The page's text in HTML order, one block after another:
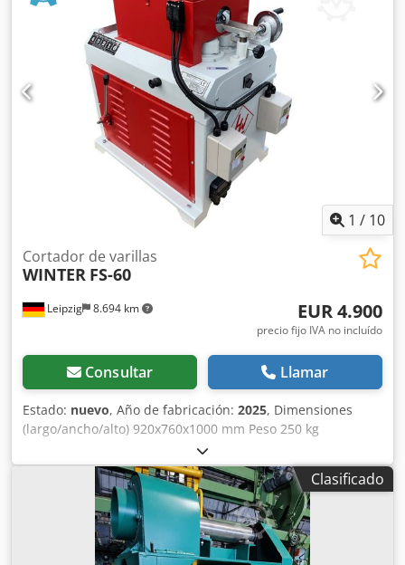
procesar: 1,2 a 6 m. Velocidad de procesamiento: 5 a 25
m/min. Primera fresadora: 160 mm, segunda fresadora:
140 mm. Sujeción del material: neumática. Chsdpfx Aiszcd
1 / 10
Leipzig 8.694 km
Cortador de varillas
WINTER FS-60
EUR 4.900
precio fijo IVA no incluído
Consultar Llamar
Estado: nuevo, Año de fabricación: 2025, Dimensiones
(largo/ancho/alto) 920x760x1000 mm Peso 250 kg
Requerimiento total de potencia 5,5 kW Fresadora de
varillas redondas FS-60 - Rango de trabajo 10 - 60 mm -
mín. longitud de la pieza de trabajo 300 mm - Motor de
fresado 4,0 kW - Motor de alimentación 1,5 kW - Voltaje 400
V / 50 Hz - Velocidad 3000 rpm. - Velocidades de avance
6,9,13,16 m/min. - Dimensiones LxAnxAl 920 x 760 x 1000
Clasificado